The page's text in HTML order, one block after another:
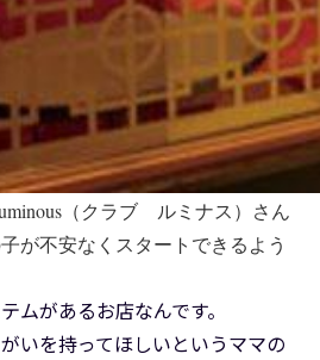
（クラブ ルミナス）さん
が不安なくスタートできるよう
ムがあるお店なんです。
いを持ってほしいというママの